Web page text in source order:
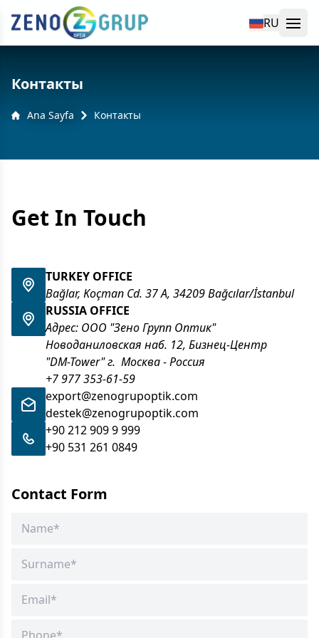
RU
kapat
Контакты
Ana Sayfa Контакты
Get In Touch
TURKEY OFFICE
Bağlar, Koçman Cd. 37 A, 34209 Bağcılar/İstanbul
RUSSIA OFFICE
Адрес: ООО "Зено Групп Оптик"
Новоданиловская наб. 12, Бизнец-Центр
"DM-Tower" г. Москва - Россия
+7 977 353-61-59
export@zenogrupoptik.com
destek@zenogrupoptik.com
+90 212 909 9 999
+90 531 261 0849
Contact Form